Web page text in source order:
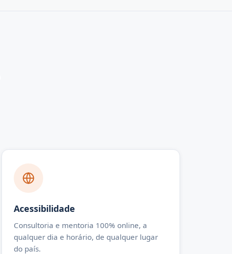
Acessibilidade
Consultoria e mentoria 100% online, a
qualquer dia e horário, de qualquer lugar
do país.